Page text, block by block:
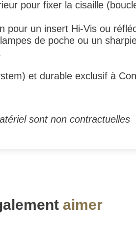
pour fixer la cisaille
pour un insert Hi-Vis ou
de poche ou un
et durable exclusif à
sont non contractuelles
aimer